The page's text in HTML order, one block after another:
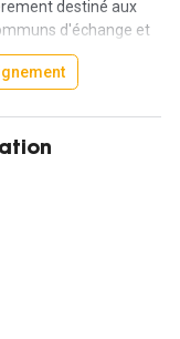
destiné aux
d'échange et
nombreux
sur place, pour
la productivité,
de 100 personnes.
la flexibilité
tarification
faciliter la vie !
Grade.